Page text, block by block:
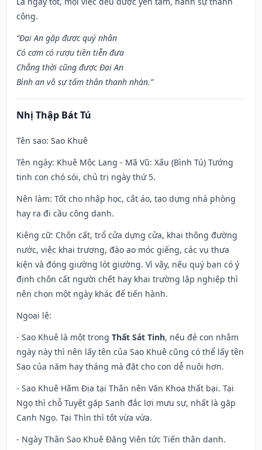
công.
“Đại An gặp được quý nhân
Có cơm có rượu tiền tiễn đưa
Chẳng thời cũng được Đại An
Bình an vô sự tấm thân thanh nhàn.”
Nhị Thập Bát Tú
Tên sao: Sao Khuê
Tên ngày: Khuê Mộc Lang - Mã Vũ: Xấu (Bình Tú) Tướng
tinh con chó sói, chủ trị ngày thứ 5.
Nên làm: Tốt cho nhập học, cắt áo, tạo dựng nhà phòng
hay ra đi cầu công danh.
Kiêng cữ: Chôn cất, trổ cửa dựng cửa, khai thông đường
nước, việc khai trương, đào ao móc giếng, các vụ thưa
kiện và đóng giường lót giường. Vì vậy, nếu quý bạn có ý
định chôn cất người chết hay khai trường lập nghiệp thì
nên chọn một ngày khác để tiến hành.
Ngoại lệ:
- Sao Khuê là một trong Thất Sát Tinh, nếu đẻ con nhằm
ngày này thì nên lấy tên của Sao Khuê cũng có thể lấy tên
Sao của năm hay tháng mà đặt cho con dễ nuôi hơn.
- Sao Khuê Hãm Địa tại Thân nên Văn Khoa thất bại. Tại
Ngọ thì chỗ Tuyệt gặp Sanh đắc lợi mưu sự, nhất là gặp
Canh Ngọ. Tại Thìn thì tốt vừa vừa.
- Ngày Thân Sao Khuê Đăng Viên tức Tiến thân danh.